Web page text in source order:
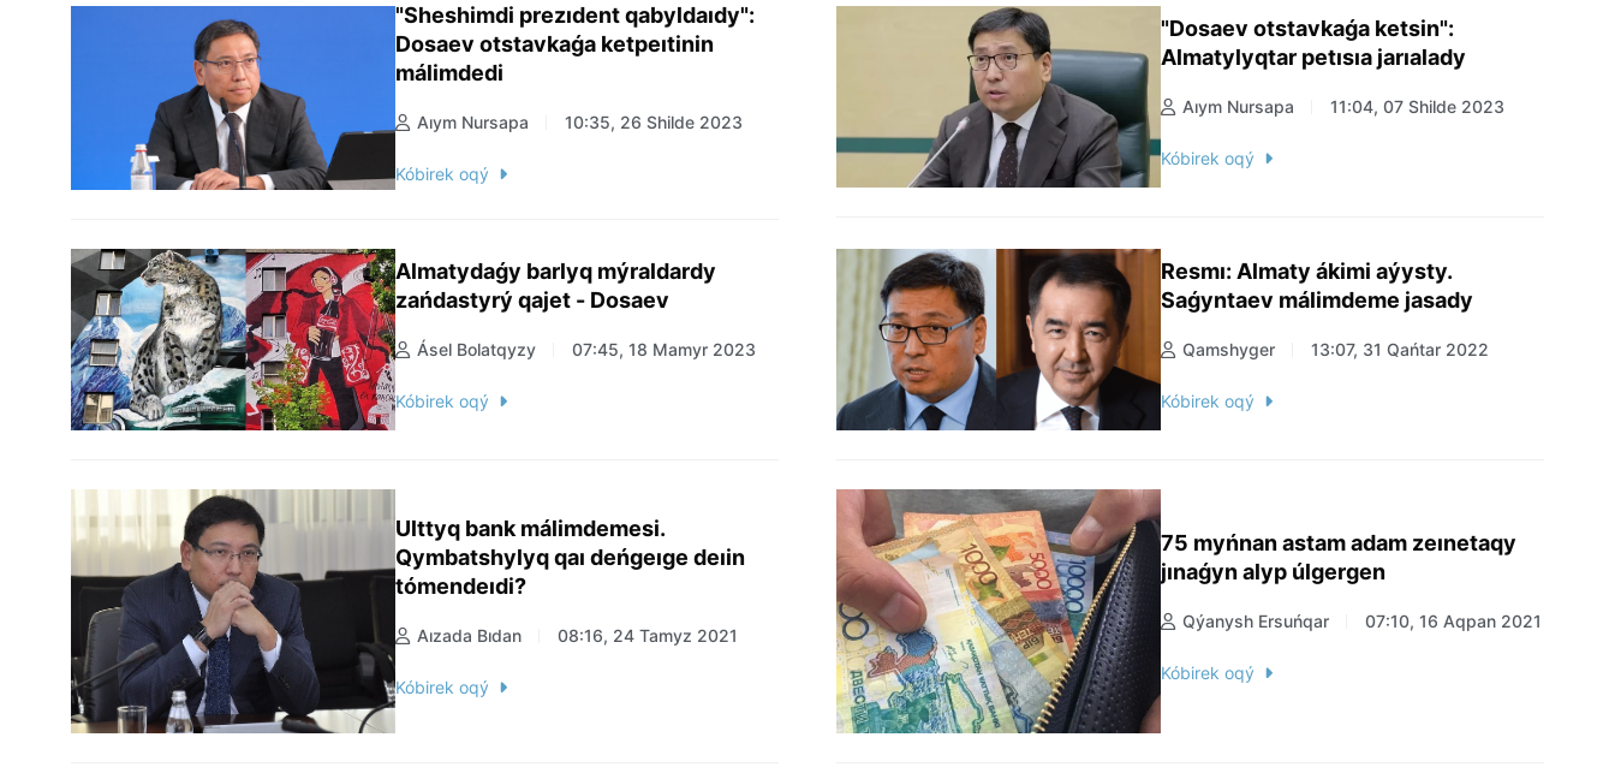
"Sheshimdi prezıdent qabyldaıdy":
Dosaev otstavkaǵa ketpeıtinin
málimdedi
Aıym Nursapa 10:35, 26 Shilde 2023
Kóbirek oqý
"Dosaev otstavkaǵa ketsin":
Almatylyqtar petısıa jarıalady
Aıym Nursapa 11:04, 07 Shilde 2023
Kóbirek oqý
Almatydaǵy barlyq mýraldardy
zańdastyrý qajet - Dosaev
Ásel Bolatqyzy 07:45, 18 Mamyr 2023
Kóbirek oqý
Resmı: Almaty ákimi aýysty.
Saǵyntaev málimdeme jasady
Qamshyger 13:07, 31 Qańtar 2022
Kóbirek oqý
Ulttyq bank málimdemesi.
Qymbatshylyq qaı deńgeıge deıin
tómendeıdi?
Aızada Bıdan 08:16, 24 Tamyz 2021
Kóbirek oqý
75 myńnan astam adam zeınetaqy
jınaǵyn alyp úlgergen
Qýanysh Ersuńqar 07:10, 16 Aqpan 2021
Kóbirek oqý